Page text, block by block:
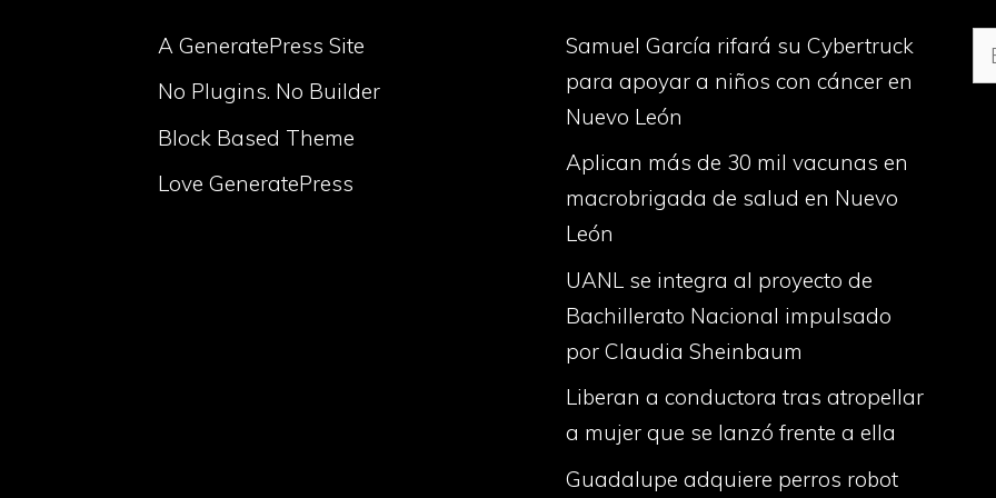
A GeneratePress Site
No Plugins. No Builder
Block Based Theme
Love GeneratePress
Samuel García rifará su Cybertruck
para apoyar a niños con cáncer en
Nuevo León
Aplican más de 30 mil vacunas en
macrobrigada de salud en Nuevo
León
UANL se integra al proyecto de
Bachillerato Nacional impulsado
por Claudia Sheinbaum
Liberan a conductora tras atropellar
a mujer que se lanzó frente a ella
Guadalupe adquiere perros robot